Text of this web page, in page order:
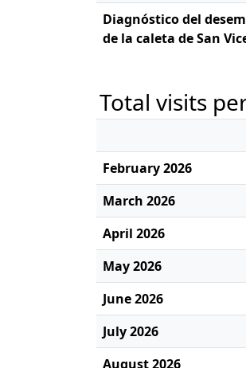
Diagnóstico del
de la caleta de San
Total visits
February 2026
March 2026
April 2026
May 2026
June 2026
July 2026
August 2026